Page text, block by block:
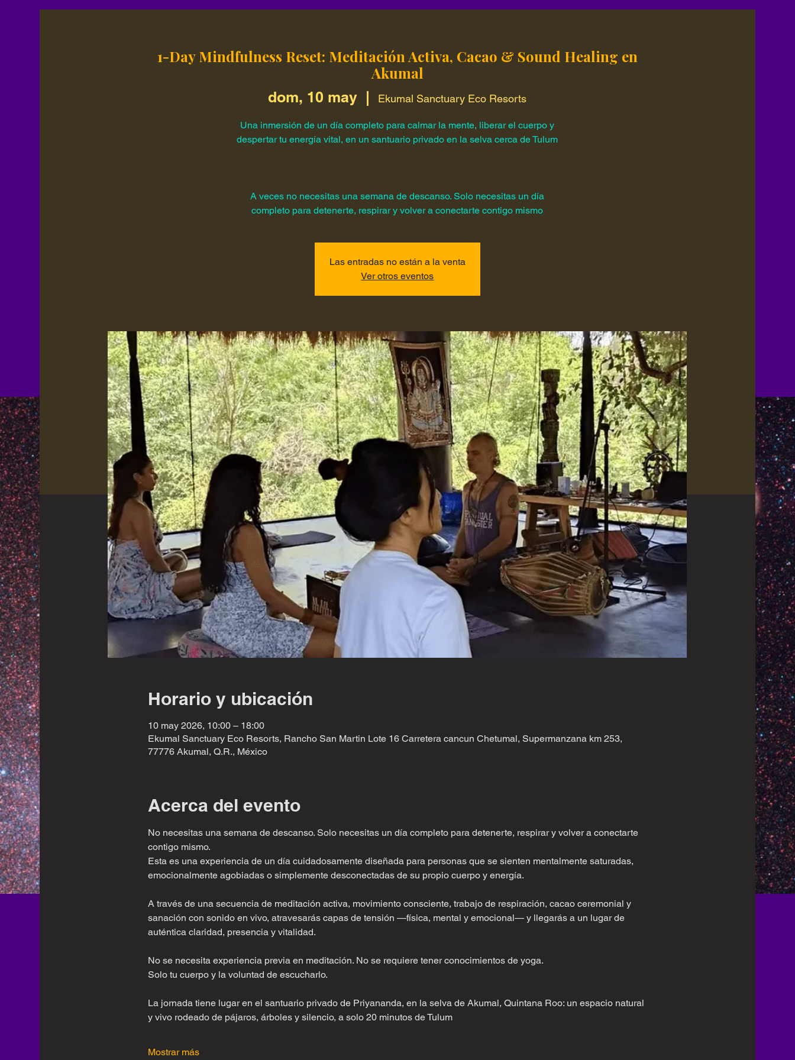
1-Day Mindfulness Reset: Meditación Activa, Cacao & Sound Healing en
Akumal
dom, 10 may
  |
Ekumal Sanctuary Eco Resorts
Una inmersión de un día completo para calmar la mente, liberar el cuerpo y
despertar tu energía vital, en un santuario privado en la selva cerca de Tulum
A veces no necesitas una semana de descanso. Solo necesitas un día
completo para detenerte, respirar y volver a conectarte contigo mismo
Las entradas no están a la venta
Ver otros eventos
Horario y ubicación
10 may 2026, 10:00 – 18:00
Ekumal Sanctuary Eco Resorts, Rancho San Martin Lote 16 Carretera cancun Chetumal, Supermanzana km 253,
77776 Akumal, Q.R., México
Acerca del evento
No necesitas una semana de descanso. Solo necesitas un día completo para detenerte, respirar y volver a conectarte
contigo mismo.
Esta es una experiencia de un día cuidadosamente diseñada para personas que se sienten mentalmente saturadas,
emocionalmente agobiadas o simplemente desconectadas de su propio cuerpo y energía.
A través de una secuencia de meditación activa, movimiento consciente, trabajo de respiración, cacao ceremonial y
sanación con sonido en vivo, atravesarás capas de tensión —física, mental y emocional— y llegarás a un lugar de
auténtica claridad, presencia y vitalidad.
No se necesita experiencia previa en meditación. No se requiere tener conocimientos de yoga.
Solo tu cuerpo y la voluntad de escucharlo.
La jornada tiene lugar en el santuario privado de Priyananda, en la selva de Akumal, Quintana Roo: un espacio natural
y vivo rodeado de pájaros, árboles y silencio, a solo 20 minutos de Tulum
Mostrar más